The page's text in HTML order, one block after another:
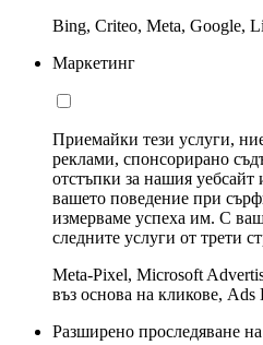
Bing, Criteo, Meta, Google,
Маркетинг
Приемайки тези услуги,
реклами, спонсорирано
отстъпки за нашия
вашето поведение при
измерваме успеха им. С
следните услуги от трети
Meta-Pixel, Microsoft
въз основа на кликове, Ads
Разширено проследяване